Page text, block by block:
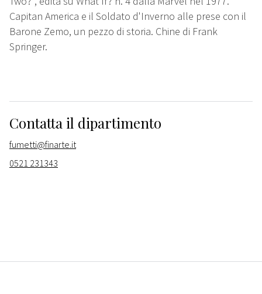
Capitan America e il Soldato d'Inverno alle prese con il
Barone Zemo, un pezzo di storia. Chine di Frank
Springer.
Contatta il dipartimento
fumetti@finarte.it
0521 231343